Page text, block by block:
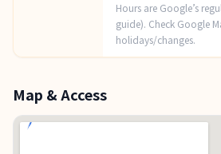
Hours are Google’s
guide). Check Google
holidays/changes.
Map & Access